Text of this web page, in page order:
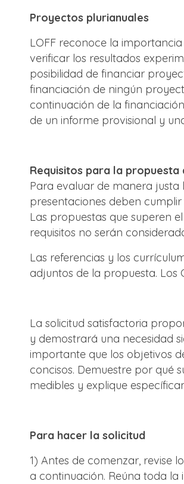
Proyectos plurianuales
LOFF reconoce la
verificar los resultados
posibilidad de financiar
financiación de ningún
continuación de la
de un informe provisional y
Requisitos para la propuesta
Para evaluar de manera justa
presentaciones deben
Las propuestas que superen
requisitos no serán
Las referencias y los
adjuntos de la propuesta. Los
La solicitud satisfactoria
y demostrará una necesidad
importante que los objetivos
concisos. Demuestre por qué
medibles y explique
Para hacer la solicitud
1) Antes de comenzar, revise
a continuación. Reúna toda